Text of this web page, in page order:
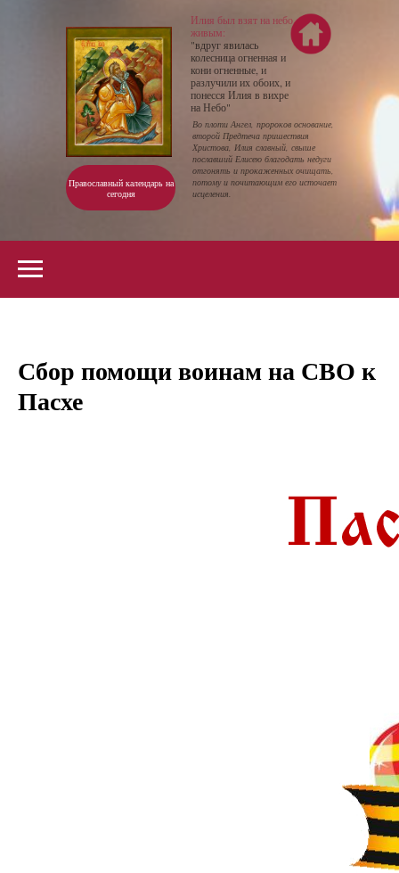
Во плоти Ангел, пророков основание,
второй Предтеча пришествия
Христова, Илия славный, свыше
пославший Елисею благодать недуги
отгонять и прокаженных очищать,
потому и почитающим его источает
исцеления.
Илия был взят на небо
живым:
"вдруг явилась
колесница огненная и
кони огненные, и
разлучили их обоих, и
понесся Илия в вихре
на Небо"
Православный календарь на
сегодня
Сбор помощи воинам на СВО к
Пасхе